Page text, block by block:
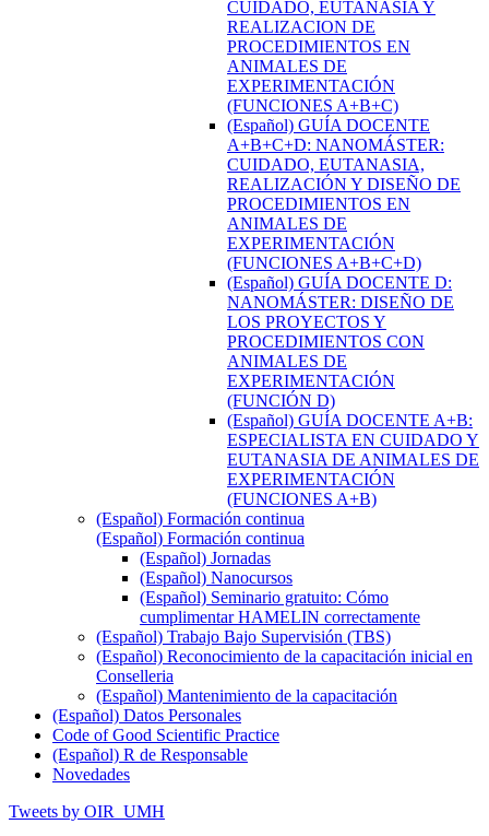
CUIDADO, EUTANASIA Y
REALIZACION DE
PROCEDIMIENTOS EN
ANIMALES DE
EXPERIMENTACIÓN
(FUNCIONES A+B+C)
(Español) GUÍA DOCENTE
A+B+C+D: NANOMÁSTER:
CUIDADO, EUTANASIA,
REALIZACIÓN Y DISEÑO DE
PROCEDIMIENTOS EN
ANIMALES DE
EXPERIMENTACIÓN
(FUNCIONES A+B+C+D)
(Español) GUÍA DOCENTE D:
NANOMÁSTER: DISEÑO DE
LOS PROYECTOS Y
PROCEDIMIENTOS CON
ANIMALES DE
EXPERIMENTACIÓN
(FUNCIÓN D)
(Español) GUÍA DOCENTE A+B:
ESPECIALISTA EN CUIDADO Y
EUTANASIA DE ANIMALES DE
EXPERIMENTACIÓN
(FUNCIONES A+B)
(Español) Formación continua
(Español) Formación continua
(Español) Jornadas
(Español) Nanocursos
(Español) Seminario gratuito: Cómo
cumplimentar HAMELIN correctamente
(Español) Trabajo Bajo Supervisión (TBS)
(Español) Reconocimiento de la capacitación inicial en
Conselleria
(Español) Mantenimiento de la capacitación
(Español) Datos Personales
Code of Good Scientific Practice
(Español) R de Responsable
Novedades
Tweets by OIR_UMH